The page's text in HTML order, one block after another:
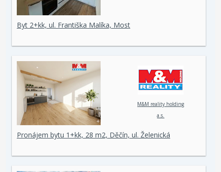
Byt 2+kk, ul. Františka Malíka, Most
M&M reality holding
a.s.
Pronájem bytu 1+kk, 28 m2, Děčín, ul. Želenická